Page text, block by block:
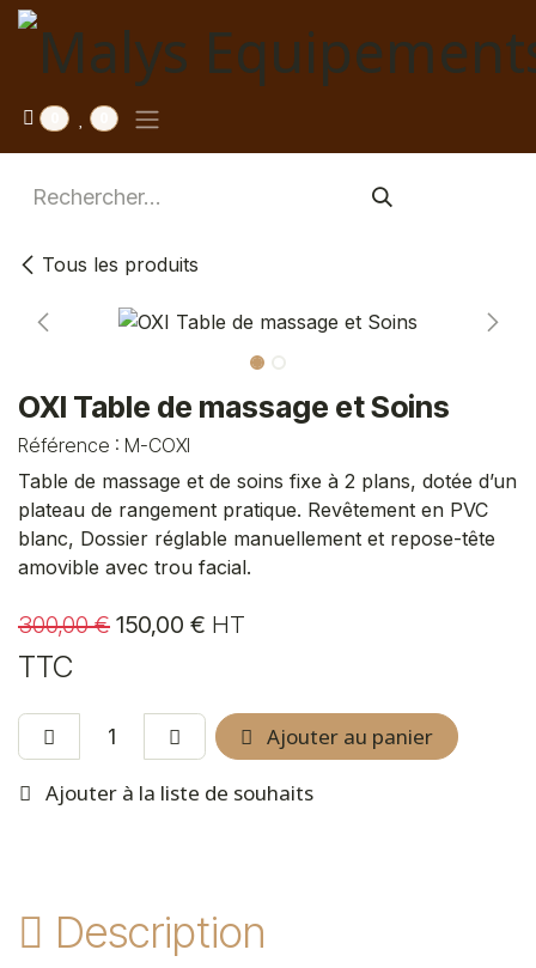
Se rendre au contenu
Tous les produits
OXI Table de massage et Soins
Référence : M-COXI
Table de massage et de soins fixe à 2 plans, dotée d’un
plateau de rangement pratique. Revêtement en PVC
blanc, Dossier réglable manuellement et repose-tête
amovible avec trou facial.
300,00€ 150,00 € HT
TTC
Ajouter au panier
Ajouter à la liste de souhaits
Description